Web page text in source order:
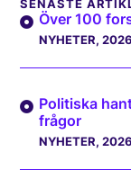
SENASTE
Över 100
NYHETER,
Politiska
frågor
NYHETER,